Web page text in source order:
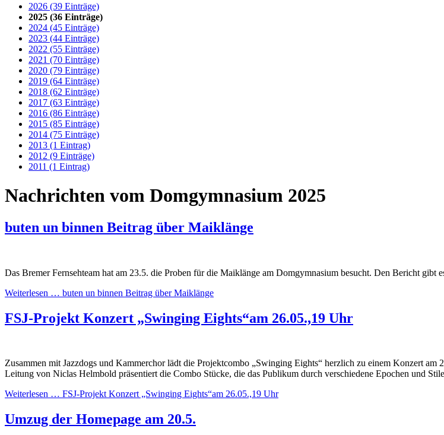
2026 (39 Einträge)
2025 (36 Einträge)
2024 (45 Einträge)
2023 (44 Einträge)
2022 (55 Einträge)
2021 (70 Einträge)
2020 (79 Einträge)
2019 (64 Einträge)
2018 (62 Einträge)
2017 (63 Einträge)
2016 (86 Einträge)
2015 (85 Einträge)
2014 (75 Einträge)
2013 (1 Eintrag)
2012 (9 Einträge)
2011 (1 Eintrag)
Nachrichten vom Domgymnasium 2025
buten un binnen Beitrag über Maiklänge
Das Bremer Fernsehteam hat am 23.5. die Proben für die Maiklänge am Domgymnasium besucht. Den Bericht gibt
Weiterlesen … buten un binnen Beitrag über Maiklänge
FSJ-Projekt Konzert „Swinging Eights“am 26.05.,19 Uhr
Zusammen mit Jazzdogs und Kammerchor lädt die Projektcombo „Swinging Eights“ herzlich zu einem Konzert
Leitung von Niclas Helmbold präsentiert die Combo Stücke, die das Publikum durch verschiedene Epochen und
Weiterlesen … FSJ-Projekt Konzert „Swinging Eights“am 26.05.,19 Uhr
Umzug der Homepage am 20.5.